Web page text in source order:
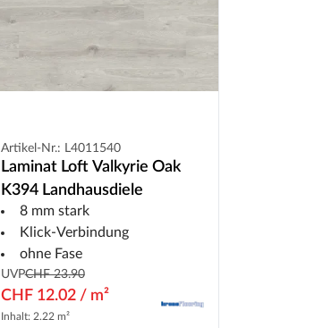
Artikel-Nr.: L4011540
Laminat Loft Valkyrie Oak
K394 Landhausdiele
8 mm stark
Klick-Verbindung
ohne Fase
UVPCHF 23.90
CHF 12.02 / m²
Inhalt: 2.22 m²